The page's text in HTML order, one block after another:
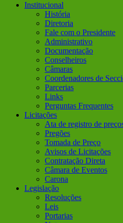
Institucional
História
Diretoria
Fale com o Presidente
Administrativo
Documentação
Conselheiros
Câmaras
Coordenadores de
Parcerias
Links
Perguntas Frequentes
Licitações
Ata de registro de
Pregões
Tomada de Preço
Avisos de Licitações
Contratação Direta
Câmara de Eventos
Carona
Legislação
Resoluções
Leis
Portarias